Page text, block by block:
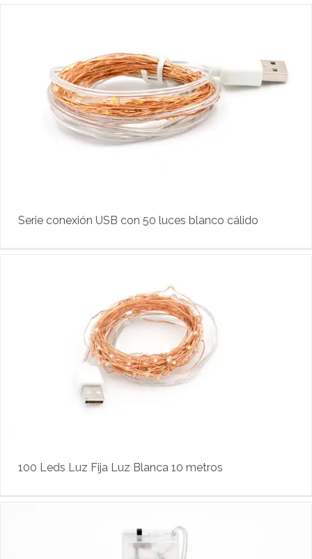
Serie conexión USB con 50 luces blanco cálido
100 Leds Luz Fija Luz Blanca 10 metros